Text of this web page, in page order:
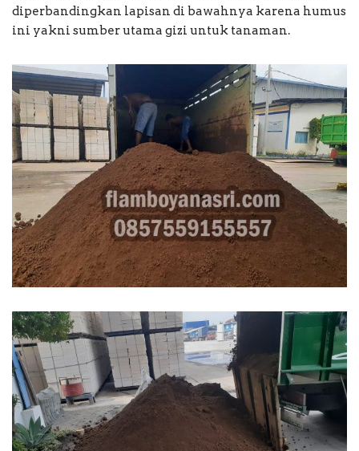
diperbandingkan lapisan di bawahnya karena humus
ini yakni sumber utama gizi untuk tanaman.